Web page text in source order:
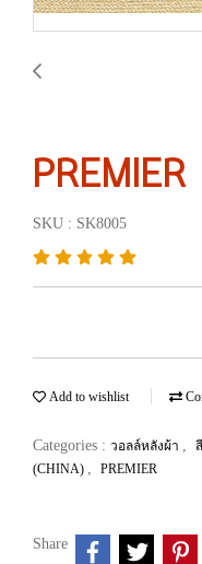
PREMIER
SKU : SK8005
Add to wishlist
Categories : วอลล์หลังผ้า ,
(CHINA) , PREMIER
Share